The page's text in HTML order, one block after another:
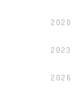
2020
2023
2026